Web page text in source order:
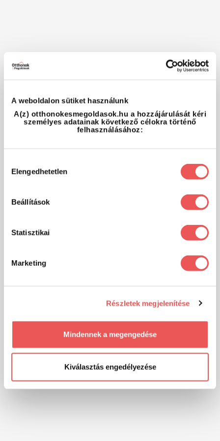
A weboldalon sütiket használunk
A(z) otthonokesmegoldasok.hu a hozzájárulását kéri
személyes adatainak következő célokra történő
felhasználásához:
kiválasztása
Elengedhetetlen
Beállítások
Statisztikai
Marketing
Részletek megjelenítése
Mindennek a megengedése
Kiválasztás engedélyezése